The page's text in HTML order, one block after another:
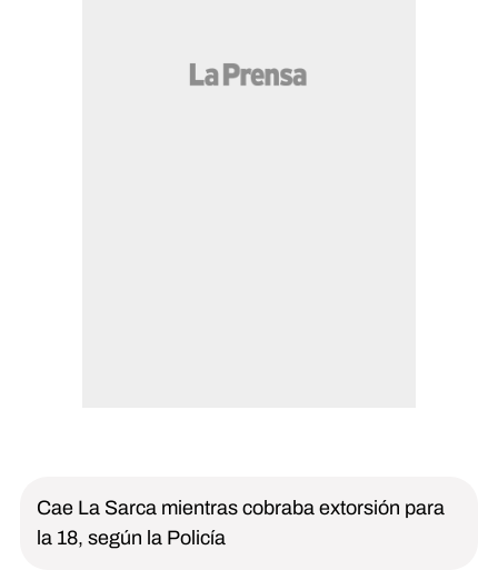
Cae La Sarca mientras cobraba extorsión para
la 18, según la Policía